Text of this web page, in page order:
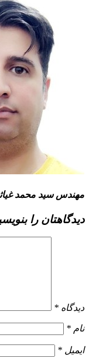
مهندس سید محمد
دیدگاهتان را
دیدگاه *
نام *
ایمیل *